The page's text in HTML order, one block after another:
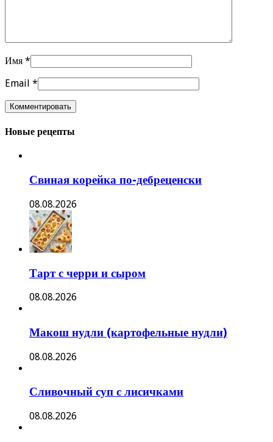
Имя *
Email *
Новые рецепты
Свиная корейка по-дебреценски
08.08.2026
Тарт с черри и сыром
08.08.2026
Макош нудли (картофельные нудли)
08.08.2026
Сливочный суп с лисичками
08.08.2026